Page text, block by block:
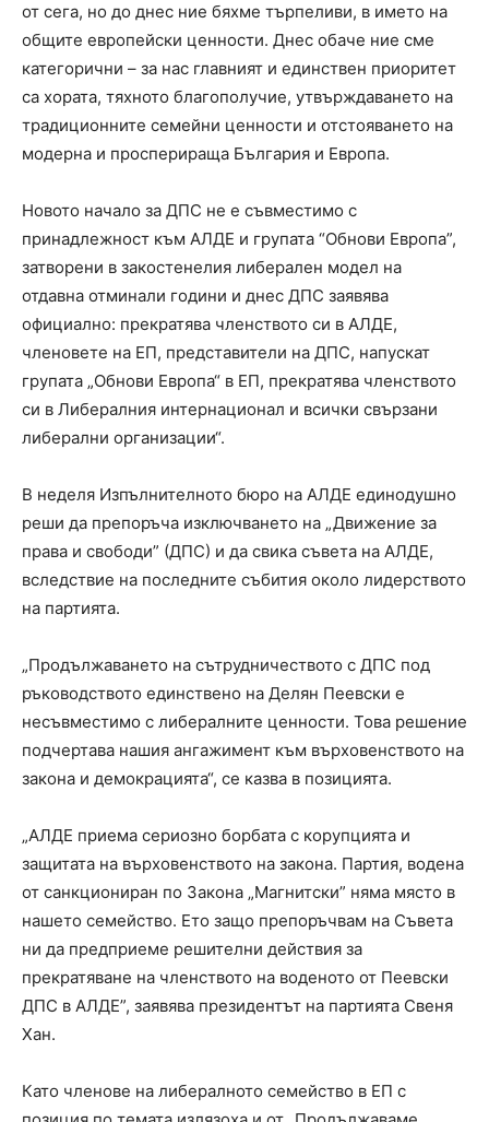
от сега, но до днес ние бяхме търпеливи, в името на
общите европейски ценности. Днес обаче ние сме
категорични – за нас главният и единствен приоритет
са хората, тяхното благополучие, утвърждаването на
традиционните семейни ценности и отстояването на
модерна и просперираща България и Европа.
Новото начало за ДПС не е съвместимо с
принадлежност към АЛДЕ и групата “Обнови Европа”,
затворени в закостенелия либерален модел на
отдавна отминали години и днес ДПС заявява
официално: прекратява членството си в АЛДЕ,
членовете на ЕП, представители на ДПС, напускат
групата „Обнови Европа“ в ЕП, прекратява членството
си в Либералния интернационал и всички свързани
либерални организации“.
В неделя Изпълнителното бюро на АЛДЕ единодушно
реши да препоръча изключването на „Движение за
права и свободи” (ДПС) и да свика съвета на АЛДЕ,
вследствие на последните събития около лидерството
на партията.
„Продължаването на сътрудничеството с ДПС под
ръководството единствено на Делян Пеевски е
несъвместимо с либералните ценности. Това решение
подчертава нашия ангажимент към върховенството на
закона и демокрацията“, се казва в позицията.
„АЛДЕ приема сериозно борбата с корупцията и
защитата на върховенството на закона. Партия, водена
от санкциониран по Закона „Магнитски” няма място в
нашето семейство. Ето защо препоръчвам на Съвета
ни да предприеме решителни действия за
прекратяване на членството на воденото от Пеевски
ДПС в АЛДЕ”, заявява президентът на партията Свеня
Хан.
Като членове на либералното семейство в ЕП с